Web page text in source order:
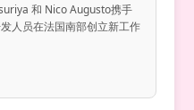
和 Nico Augusto携手
人员在法国南部创立新工作